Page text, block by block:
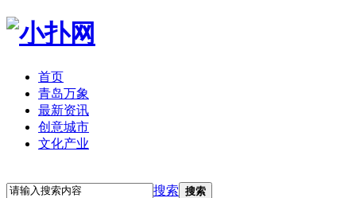
首页
青岛万象
最新资讯
创意城市
文化产业
搜索 搜索